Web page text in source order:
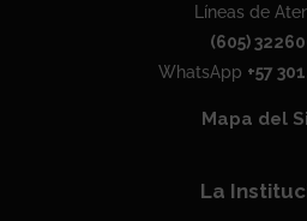
Líneas de
(605)
WhatsApp +57
Mapa del
La